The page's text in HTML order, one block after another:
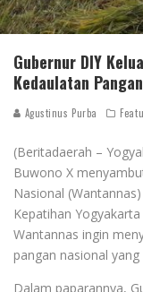
Gubernur DIY
Kedaulatan Pangan
Agustinus Purba
(Beritadaerah –
Buwono X
Nasional
Kepatihan
Wantannas ingin
pangan nasional
Dalam paparannya,